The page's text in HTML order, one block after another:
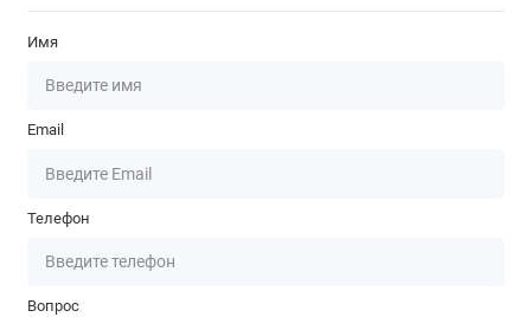
Имя
Email
Телефон
Вопрос